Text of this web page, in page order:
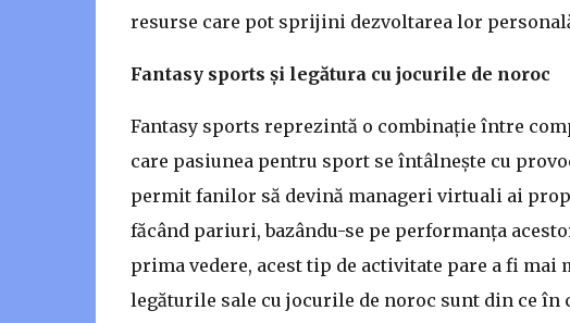
resurse care pot sprijini dezvoltarea lor
Fantasy sports și legătura cu jocurile de noroc
Fantasy sports reprezintă o combinație între
care pasiunea pentru sport se întâlnește cu
permit fanilor să devină manageri virtuali ai
făcând pariuri, bazându-se pe performanța
prima vedere, acest tip de activitate pare a fi
legăturile sale cu jocurile de noroc sunt din ce în